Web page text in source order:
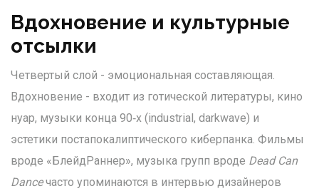
Вдохновение и культурные
отсылки
Четвертый слой - эмоциональная составляющая.
Вдохновение - входит из готической литературы, кино
нуар, музыки конца 90‑х (industrial, darkwave) и
эстетики постапокалиптического киберпанка. Фильмы
вроде «БлейдРаннер», музыка групп вроде Dead Can
Danceчасто упоминаются в интервью дизайнеров